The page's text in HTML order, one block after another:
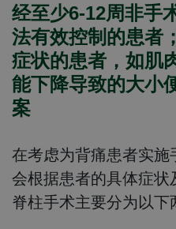
经至少6-12周非手
法有效控制的患者
症状的患者，如肌
能下降导致的大小
案
在考虑为背痛患者实施
会根据患者的具体症状
脊柱手术主要分为以下